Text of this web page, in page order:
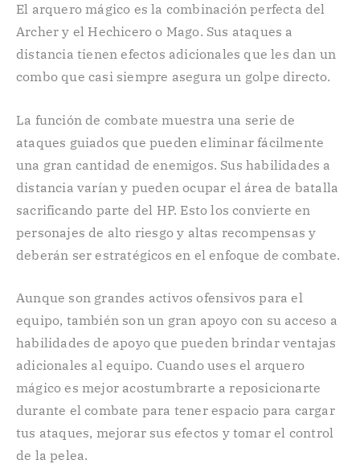
El arquero mágico es la combinación perfecta del
Archer y el Hechicero o Mago. Sus ataques a
distancia tienen efectos adicionales que les dan un
combo que casi siempre asegura un golpe directo.
La función de combate muestra una serie de
ataques guiados que pueden eliminar fácilmente
una gran cantidad de enemigos. Sus habilidades a
distancia varían y pueden ocupar el área de batalla
sacrificando parte del HP. Esto los convierte en
personajes de alto riesgo y altas recompensas y
deberán ser estratégicos en el enfoque de combate.
Aunque son grandes activos ofensivos para el
equipo, también son un gran apoyo con su acceso a
habilidades de apoyo que pueden brindar ventajas
adicionales al equipo. Cuando uses el arquero
mágico es mejor acostumbrarte a reposicionarte
durante el combate para tener espacio para cargar
tus ataques, mejorar sus efectos y tomar el control
de la pelea.